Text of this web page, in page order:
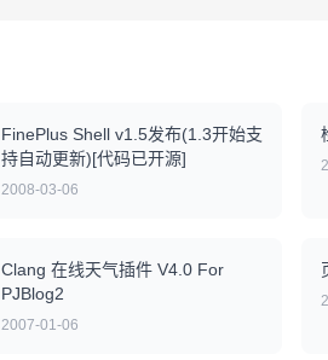
FinePlus Shell v1.5发布(1.3开始支
持自动更新)[代码已开源]
2008-03-06
Clang 在线天气插件 V4.0 For
PJBlog2
2007-01-06